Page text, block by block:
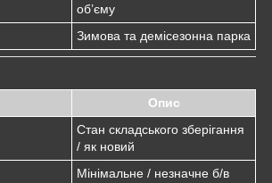
об’єму
Зимова та демісезонна парка
Опис
Стан складського зберігання
/ як новий
Мінімальне / незначне б/в